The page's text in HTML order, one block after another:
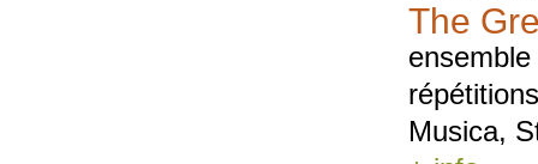
The
répétitions
Musica,